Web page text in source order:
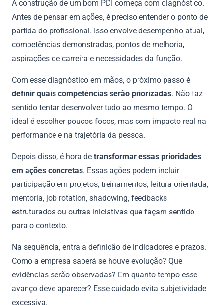
A construção de um bom PDI começa com diagnóstico.
Antes de pensar em ações, é preciso entender o ponto de
partida do profissional. Isso envolve desempenho atual,
competências demonstradas, pontos de melhoria,
aspirações de carreira e necessidades da função.
Com esse diagnóstico em mãos, o próximo passo é
definir quais competências serão priorizadas. Não faz
sentido tentar desenvolver tudo ao mesmo tempo. O
ideal é escolher poucos focos, mas com impacto real na
performance e na trajetória da pessoa.
Depois disso, é hora de transformar essas prioridades
em ações concretas. Essas ações podem incluir
participação em projetos, treinamentos, leitura orientada,
mentoria, job rotation, shadowing, feedbacks
estruturados ou outras iniciativas que façam sentido
para o contexto.
Na sequência, entra a definição de indicadores e prazos.
Como a empresa saberá se houve evolução? Que
evidências serão observadas? Em quanto tempo esse
avanço deve aparecer? Esse cuidado evita subjetividade
excessiva.